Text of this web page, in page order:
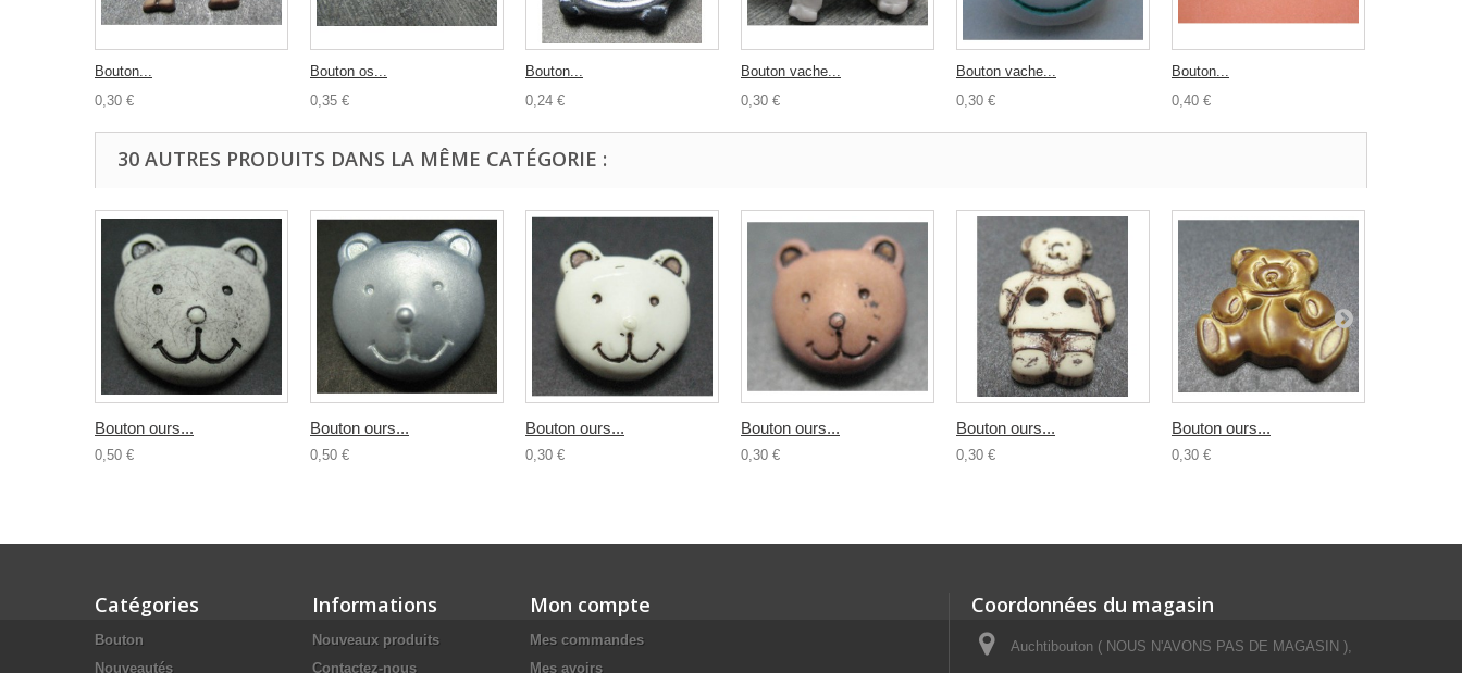
Bouton...
0,30 €
Bouton os...
0,35 €
Bouton...
0,24 €
Bouton vache...
0,30 €
Bouton vache...
0,30 €
Bouton...
0,40 €
30 AUTRES PRODUITS DANS LA MÊME CATÉGORIE :
Bouton ours...
0,50 €
Bouton ours...
0,50 €
Bouton ours...
0,30 €
Bouton ours...
0,30 €
Bouton ours...
0,30 €
Bouton ours...
0,30 €
Catégories
Bouton
Nouveautés
Informations
Nouveaux produits
Contactez-nous
Mon compte
Mes commandes
Mes avoirs
Coordonnées du magasin
Auchtibouton ( NOUS N'AVONS PAS DE MAGASIN ),